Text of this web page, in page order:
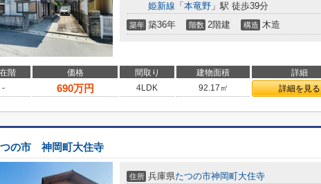
姫新線 「 本竜野 」駅 徒歩39分
築年 築36年 階数 2階建 構造 木造
階 価格 間取り 建物面積 詳細
-
690万円 4LDK 92.17㎡ 詳細を見る
の市 神岡町大住寺
住所 兵庫県たつの市神岡町大住寺